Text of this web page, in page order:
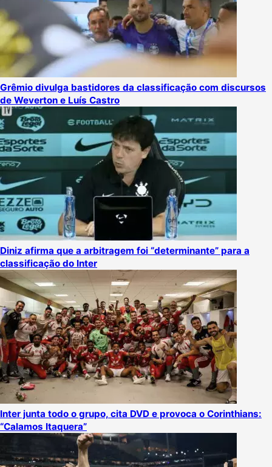
Grêmio divulga bastidores da classificação com discursos
de Weverton e Luís Castro
Diniz afirma que a arbitragem foi “determinante” para a
classificação do Inter
Inter junta todo o grupo, cita DVD e provoca o Corinthians:
“Calamos Itaquera”